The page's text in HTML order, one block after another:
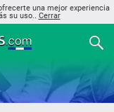
una mejor experiencia
su uso.. Cerrar